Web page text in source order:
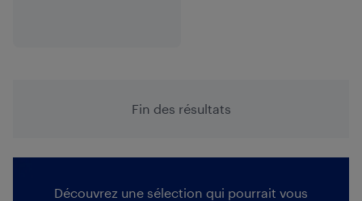
Fin des résultats
Découvrez une sélection qui pourrait vous